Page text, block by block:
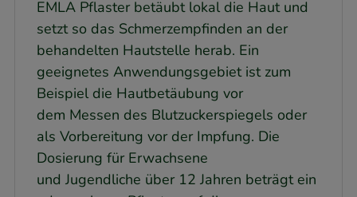
EMLA Pflaster betäubt lokal die Haut und
setzt so das Schmerzempfinden an der
behandelten Hautstelle herab. Ein
geeignetes Anwendungsgebiet ist zum
Beispiel die Hautbetäubung vor
dem Messen des Blutzuckerspiegels oder
als Vorbereitung vor der Impfung. Die
Dosierung für Erwachsene
und Jugendliche über 12 Jahren beträgt ein